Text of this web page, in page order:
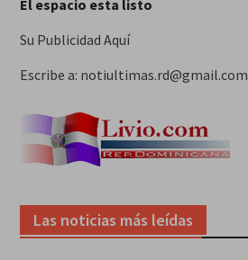
El espacio esta listo
Su Publicidad Aquí
Escribe a: notiultimas.rd@gmail.com
Las noticias más leídas